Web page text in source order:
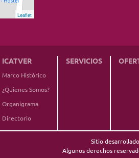
Leaflet
ICATVER
Marco Histórico
¿Quienes Somos?
Organigrama
Directorio
SERVICIOS
Sitio
Algunos derechos